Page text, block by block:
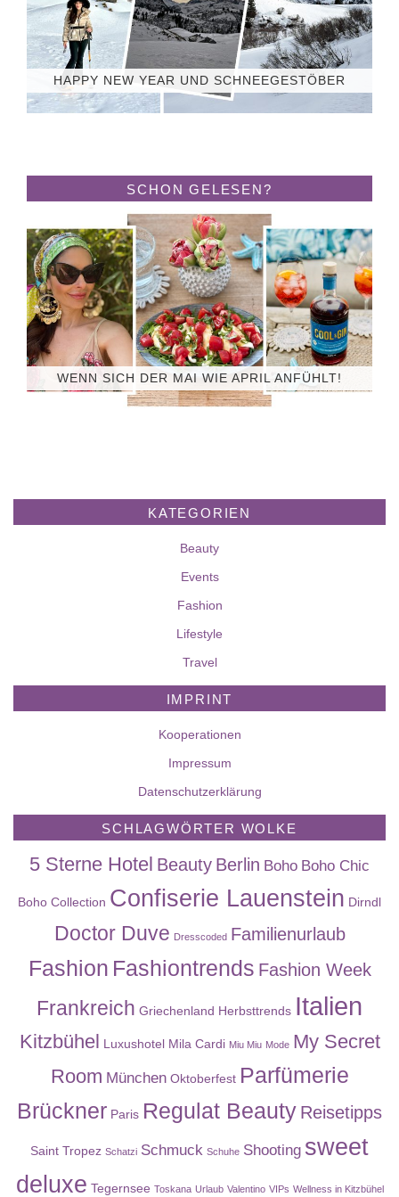
HAPPY NEW YEAR UND SCHNEEGESTÖBER
SCHON GELESEN?
WENN SICH DER MAI WIE APRIL ANFÜHLT!
KATEGORIEN
Beauty
Events
Fashion
Lifestyle
Travel
IMPRINT
Kooperationen
Impressum
Datenschutzerklärung
SCHLAGWÖRTER WOLKE
5 Sterne Hotel Beauty Berlin Boho Boho Chic
Boho Collection Confiserie Lauenstein Dirndl
Doctor Duve Dresscoded Familienurlaub
Fashion Fashiontrends Fashion Week
Frankreich Griechenland Herbsttrends Italien
Kitzbühel Luxushotel Mila Cardi Miu Miu Mode My Secret
Room München Oktoberfest Parfümerie
Brückner Paris Regulat Beauty Reisetipps
Saint Tropez Schatzi Schmuck Schuhe Shooting sweet
deluxe Tegernsee Toskana Urlaub Valentino VIPs Wellness in Kitzbühel